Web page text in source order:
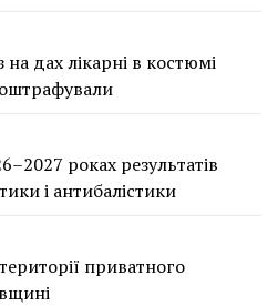
на дах лікарні в костюмі
роках результатів
і антибалістики
приватного